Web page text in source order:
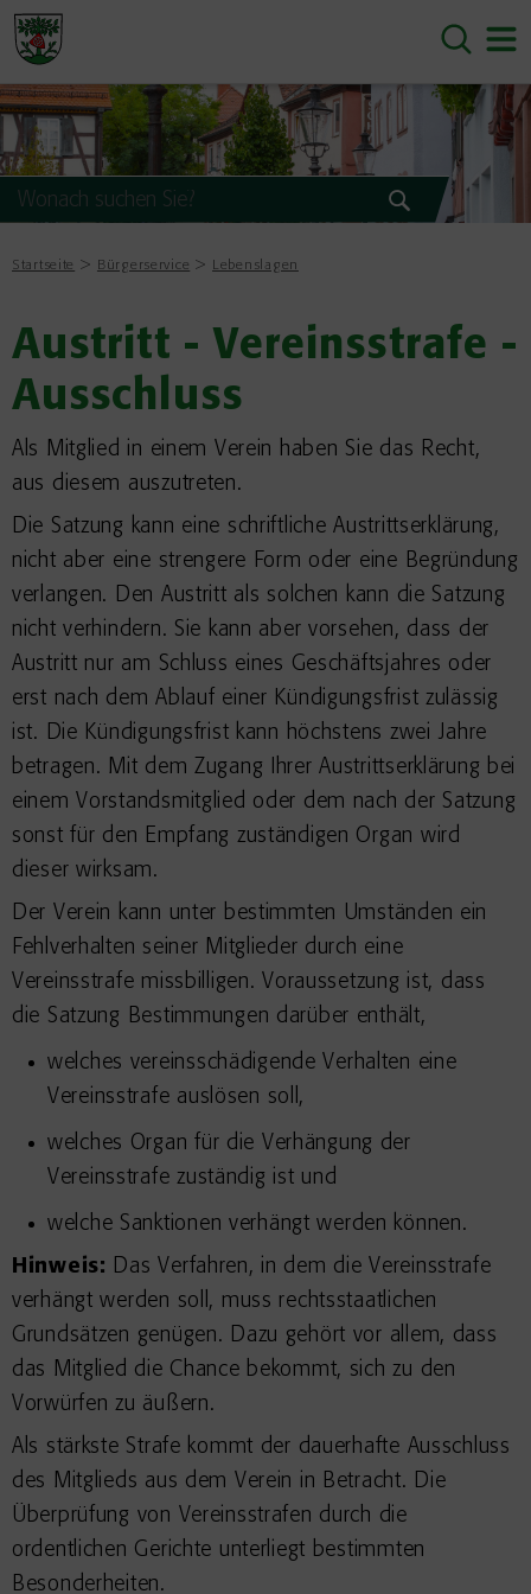
Startseite Bürgerservice Lebenslagen
Austritt - Vereinsstrafe -
Ausschluss
Als Mitglied in einem Verein haben Sie das Recht,
aus diesem auszutreten.
Die Satzung kann eine schriftliche Austrittserklärung,
nicht aber eine strengere Form oder eine Begründung
verlangen. Den Austritt als solchen kann die Satzung
nicht verhindern. Sie kann aber vorsehen, dass der
Austritt nur am Schluss eines Geschäftsjahres oder
erst nach dem Ablauf einer Kündigungsfrist zulässig
ist. Die Kündigungsfrist kann höchstens zwei Jahre
betragen. Mit dem Zugang Ihrer Austrittserklärung bei
einem Vorstandsmitglied oder dem nach der Satzung
sonst für den Empfang zuständigen Organ wird
dieser wirksam.
Der Verein kann unter bestimmten Umständen ein
Fehlverhalten seiner Mitglieder durch eine
Vereinsstrafe missbilligen. Voraussetzung ist, dass
die Satzung Bestimmungen darüber enthält,
welches vereinsschädigende Verhalten eine
Vereinsstrafe auslösen soll,
welches Organ für die Verhängung der
Vereinsstrafe zuständig ist und
welche Sanktionen verhängt werden können.
Hinweis: Das Verfahren, in dem die Vereinsstrafe
verhängt werden soll, muss rechtsstaatlichen
Grundsätzen genügen. Dazu gehört vor allem, dass
das Mitglied die Chance bekommt, sich zu den
Vorwürfen zu äußern.
Als stärkste Strafe kommt der dauerhafte Ausschluss
des Mitglieds aus dem Verein in Betracht. Die
Überprüfung von Vereinsstrafen durch die
ordentlichen Gerichte unterliegt bestimmten
Besonderheiten.